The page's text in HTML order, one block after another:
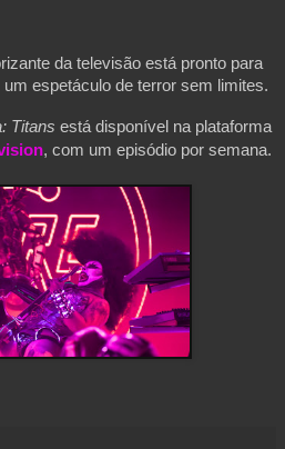
da televisão está pronto para
espetáculo de terror sem limites.
Titans está disponível na plataforma
, com um episódio por semana.